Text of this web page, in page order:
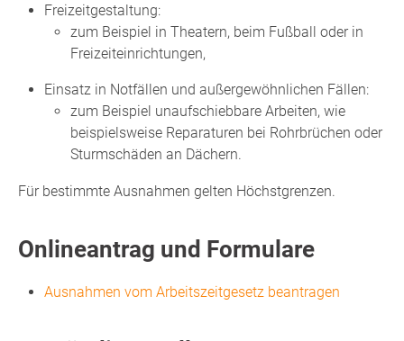
Freizeitgestaltung:
zum Beispiel in Theatern, beim Fußball oder in
Freizeiteinrichtungen,
Einsatz in Notfällen und außergewöhnlichen Fällen:
zum Beispiel unaufschiebbare Arbeiten, wie
beispielsweise Reparaturen bei Rohrbrüchen oder
Sturmschäden an Dächern.
Für bestimmte Ausnahmen gelten Höchstgrenzen.
Onlineantrag und Formulare
Ausnahmen vom Arbeitszeitgesetz beantragen